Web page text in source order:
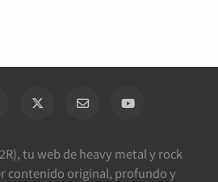
tu web de heavy metal y rock
contenido original, profundo y